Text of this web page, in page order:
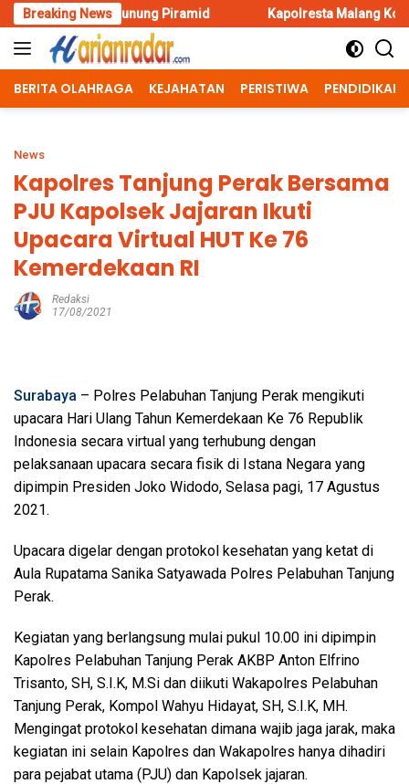
Skip
to
content
Breaking News
di Gunung Piramid Kapolresta Malang Kota Cek Dua
BERITA OLAHRAGA KEJAHATAN PERISTIWA PENDIDIKAN
News
Kapolres Tanjung Perak Bersama
PJU Kapolsek Jajaran Ikuti
Upacara Virtual HUT Ke 76
Kemerdekaan RI
Redaksi
17/08/2021
Surabaya – Polres Pelabuhan Tanjung Perak mengikuti
upacara Hari Ulang Tahun Kemerdekaan Ke 76 Republik
Indonesia secara virtual yang terhubung dengan
pelaksanaan upacara secara fisik di Istana Negara yang
dipimpin Presiden Joko Widodo, Selasa pagi, 17 Agustus
2021.
Upacara digelar dengan protokol kesehatan yang ketat di
Aula Rupatama Sanika Satyawada Polres Pelabuhan Tanjung
Perak.
Kegiatan yang berlangsung mulai pukul 10.00 ini dipimpin
Kapolres Pelabuhan Tanjung Perak AKBP Anton Elfrino
Trisanto, SH, S.I.K, M.Si dan diikuti Wakapolres Pelabuhan
Tanjung Perak, Kompol Wahyu Hidayat, SH, S.I.K, MH.
Mengingat protokol kesehatan dimana wajib jaga jarak, maka
kegiatan ini selain Kapolres dan Wakapolres hanya dihadiri
para pejabat utama (PJU) dan Kapolsek jajaran.